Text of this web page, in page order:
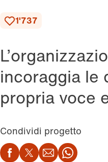
1'737
incoraggia le
propria voce
Condividi progetto
Facebook
Twitter
Email